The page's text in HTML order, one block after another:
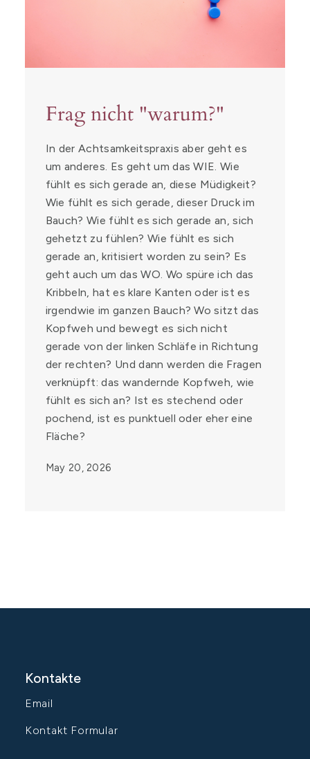
Frag nicht "warum?"
In der Achtsamkeitspraxis aber geht es
um anderes. Es geht um das WIE. Wie
fühlt es sich gerade an, diese Müdigkeit?
Wie fühlt es sich gerade, dieser Druck im
Bauch? Wie fühlt es sich gerade an, sich
gehetzt zu fühlen? Wie fühlt es sich
gerade an, kritisiert worden zu sein? Es
geht auch um das WO. Wo spüre ich das
Kribbeln, hat es klare Kanten oder ist es
irgendwie im ganzen Bauch? Wo sitzt das
Kopfweh und bewegt es sich nicht
gerade von der linken Schläfe in Richtung
der rechten? Und dann werden die Fragen
verknüpft: das wandernde Kopfweh, wie
fühlt es sich an? Ist es stechend oder
pochend, ist es punktuell oder eher eine
Fläche?
May 20, 2026
Kontakte
Email
Kontakt Formular